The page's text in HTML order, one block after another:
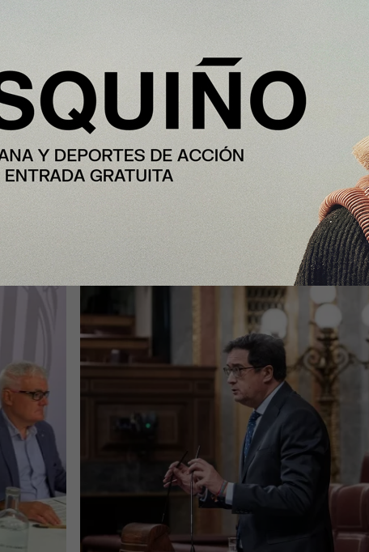
Enfoque
España formalizará en septiembre
gigafactoría europea de IA